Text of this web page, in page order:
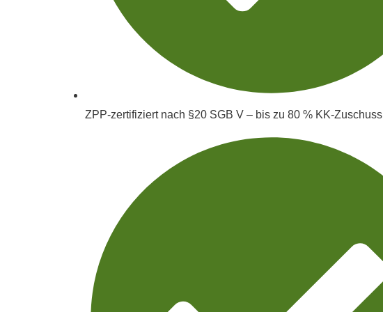
ZPP-zertifiziert nach §20 SGB V – bis zu 80 % KK-Zuschuss